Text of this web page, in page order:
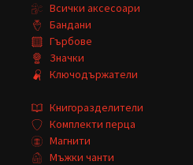
Всички аксесоари
Бандани
Гърбове
Значки
Ключодържатели
Книгоразделители
Комплекти перца
Магнити
Мъжки чанти